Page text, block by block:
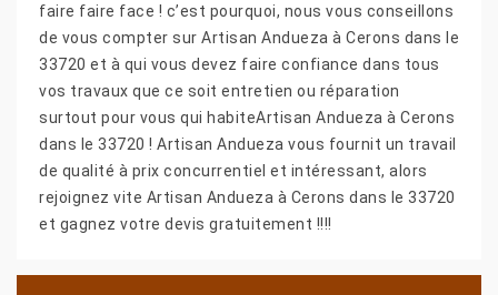
faire faire face ! c’est pourquoi, nous vous conseillons
de vous compter sur Artisan Andueza à Cerons dans le
33720 et à qui vous devez faire confiance dans tous
vos travaux que ce soit entretien ou réparation
surtout pour vous qui habiteArtisan Andueza à Cerons
dans le 33720 ! Artisan Andueza vous fournit un travail
de qualité à prix concurrentiel et intéressant, alors
rejoignez vite Artisan Andueza à Cerons dans le 33720
et gagnez votre devis gratuitement !!!!